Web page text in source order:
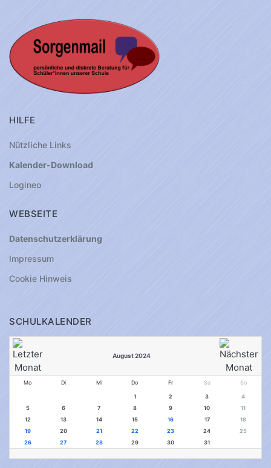
HILFE
Nützliche Links
Kalender-Download
Logineo
WEBSEITE
Datenschutzerklärung
Impressum
Cookie Hinweis
SCHULKALENDER
August 2024
Mo Di Mi Do Fr Sa So
1 2 3
4
5
6 7 8 9 10
11
12
13 14 15 16 17
18
19
20 21 22 23 24
25
26
27 28 29 30 31